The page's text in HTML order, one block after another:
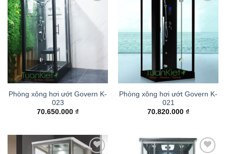
wishlist
Phòng xông hơi ướt Govern K-
023
70.650.000 ₫
Phòng xông hơi ướt Govern K-
021
70.820.000 ₫